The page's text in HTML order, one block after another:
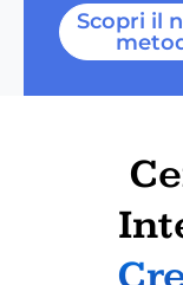
Scopri il